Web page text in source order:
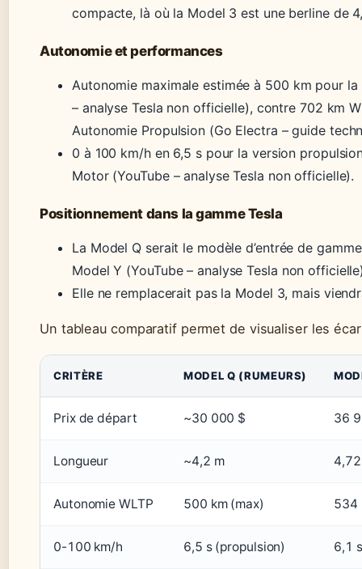
compacte, là où la Model 3 est une berline de
Autonomie et performances
Autonomie maximale estimée à 500 km pour
– analyse Tesla non officielle), contre 702 km
Autonomie Propulsion (Go Electra – guide
0 à 100 km/h en 6,5 s pour la version
Motor (YouTube – analyse Tesla non officielle).
Positionnement dans la gamme Tesla
La Model Q serait le modèle d’entrée de
Model Y (YouTube – analyse Tesla non
Elle ne remplacerait pas la Model 3, mais
Un tableau comparatif permet de visualiser les
CRITÈRE MODEL Q (RUMEURS)
Prix de départ ~30 000 $ 36
Longueur ~4,2 m
Autonomie WLTP 500 km (max) 534
0-100 km/h 6,5 s (propulsion) 6,1 s